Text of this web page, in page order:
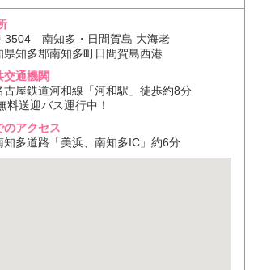
3504 南知多・日間賀島 大海老
県知多郡南知多町日間賀島西港
交通機関
古屋鉄道河和線「河和駅」徒歩約8分
料送迎バス運行中！
のアクセス
知多道路「美浜、南知多IC」約6分